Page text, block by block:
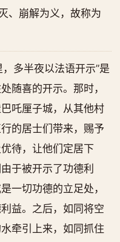
、崩解为义，故称为
多半夜以法语开示”是
随喜的开示。那时，
吒厘子城，从其他村
的居士们带来，赐予
待，让他们定居下
于被开示了功德利
一切功德的立足处，
益。之后，如同将空
牵引上来，如同抓住